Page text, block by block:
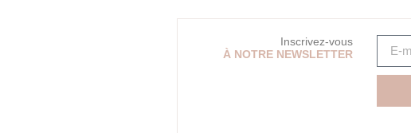
Inscrivez-vous
À NOTRE NEWSLETTER